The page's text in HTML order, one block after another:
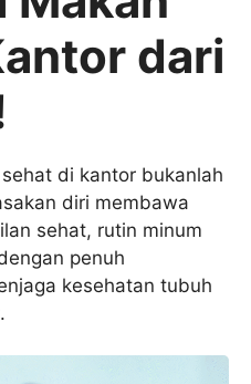
dari
di kantor bukanlah
diri membawa
sehat, rutin minum
penuh
kesehatan tubuh